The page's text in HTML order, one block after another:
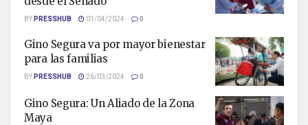
BYPRESSHUB 01/04/2024 0
Gino Segura va por mayor bienestar
para las familias
BYPRESSHUB 26/03/2024 0
Gino Segura: Un Aliado de la Zona
Maya